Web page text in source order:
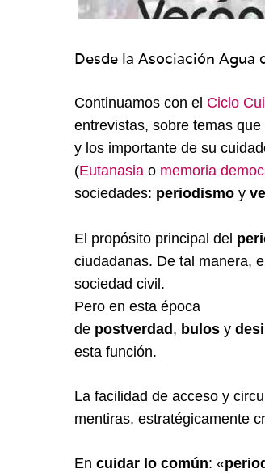
Desde la Asociación Agua
Continuamos con el Ciclo
entrevistas, sobre temas
y los importante de su
(Eutanasia o memoria
sociedades: periodismo y
El propósito principal del
ciudadanas. De tal manera,
sociedad civil.
Pero en esta época
de postverdad, bulos y
esta función.
La facilidad de acceso y
mentiras, estratégicamente
En cuidar lo común: «